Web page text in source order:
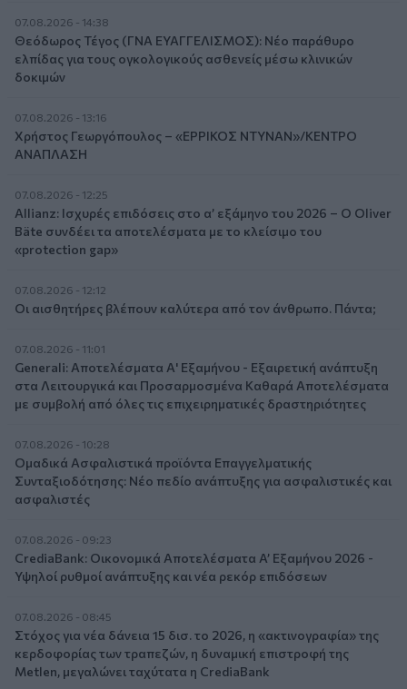
07.08.2026 - 14:38
Θεόδωρος Τέγος (ΓΝΑ ΕΥΑΓΓΕΛΙΣΜΟΣ): Νέο παράθυρο
ελπίδας για τους ογκολογικούς ασθενείς μέσω κλινικών
δοκιμών
07.08.2026 - 13:16
Χρήστος Γεωργόπουλος – «ΕΡΡΙΚΟΣ ΝΤΥΝΑΝ»/ΚΕΝΤΡΟ
ΑΝΑΠΛΑΣΗ
07.08.2026 - 12:25
Allianz: Ισχυρές επιδόσεις στο α’ εξάμηνο του 2026 – Ο Oliver
Bäte συνδέει τα αποτελέσματα με το κλείσιμο του
«protection gap»
07.08.2026 - 12:12
Οι αισθητήρες βλέπουν καλύτερα από τον άνθρωπο. Πάντα;
07.08.2026 - 11:01
Generali: Αποτελέσματα Α' Εξαμήνου - Εξαιρετική ανάπτυξη
στα Λειτουργικά και Προσαρμοσμένα Καθαρά Αποτελέσματα
με συμβολή από όλες τις επιχειρηματικές δραστηριότητες
07.08.2026 - 10:28
Ομαδικά Ασφαλιστικά προϊόντα Επαγγελματικής
Συνταξιοδότησης: Νέο πεδίο ανάπτυξης για ασφαλιστικές και
ασφαλιστές
07.08.2026 - 09:23
CrediaBank: Οικονομικά Αποτελέσματα A’ Εξαμήνου 2026 -
Υψηλοί ρυθμοί ανάπτυξης και νέα ρεκόρ επιδόσεων
07.08.2026 - 08:45
Στόχος για νέα δάνεια 15 δισ. το 2026, η «ακτινογραφία» της
κερδοφορίας των τραπεζών, η δυναμική επιστροφή της
Metlen, μεγαλώνει ταχύτατα η CrediaBank